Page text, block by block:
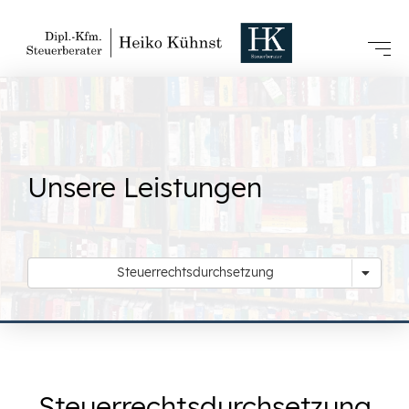
Unsere Leistungen
Steuerrechtsdurchsetzung